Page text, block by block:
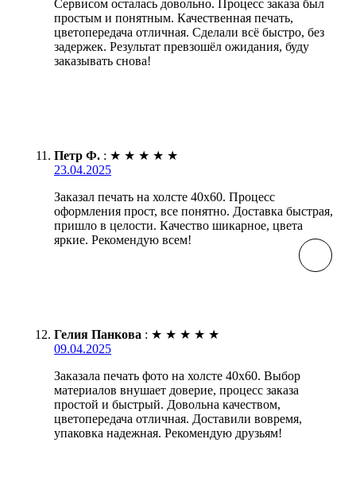
Сервисом осталась довольно. Процесс заказа был
простым и понятным. Качественная печать,
цветопередача отличная. Сделали всё быстро, без
задержек. Результат превзошёл ожидания, буду
заказывать снова!
Петр Ф. : ★ ★ ★ ★ ★
23.04.2025
Заказал печать на холсте 40х60. Процесс
оформления прост, все понятно. Доставка быстрая,
пришло в целости. Качество шикарное, цвета
яркие. Рекомендую всем!
Гелия Панкова : ★ ★ ★ ★ ★
09.04.2025
Заказала печать фото на холсте 40х60. Выбор
материалов внушает доверие, процесс заказа
простой и быстрый. Довольна качеством,
цветопередача отличная. Доставили вовремя,
упаковка надежная. Рекомендую друзьям!